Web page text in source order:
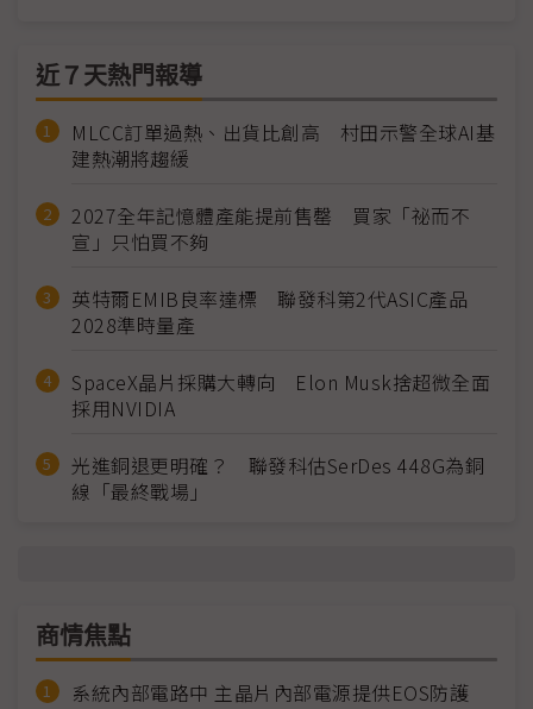
近７天熱門報導
MLCC訂單過熱、出貨比創高 村田示警全球AI基
建熱潮將趨緩
2027全年記憶體產能提前售罄 買家「祕而不
宣」只怕買不夠
英特爾EMIB良率達標 聯發科第2代ASIC產品
2028準時量產
SpaceX晶片採購大轉向 Elon Musk捨超微全面
採用NVIDIA
光進銅退更明確？ 聯發科估SerDes 448G為銅
線「最終戰場」
商情焦點
系統內部電路中 主晶片內部電源提供EOS防護